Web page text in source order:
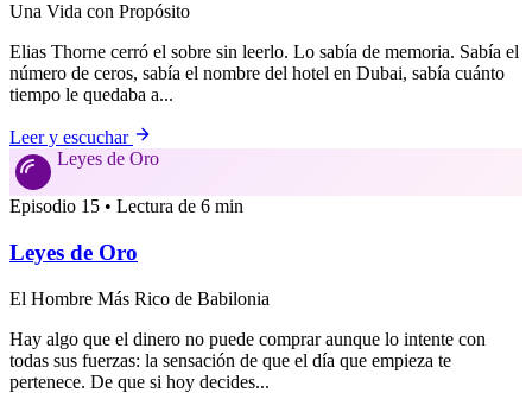
Una Vida con Propósito
Elias Thorne cerró el sobre sin leerlo. Lo sabía de memoria. Sabía el
número de ceros, sabía el nombre del hotel en Dubai, sabía cuánto
tiempo le quedaba a...
Leer y escuchar
Leyes de Oro
Episodio 15 • Lectura de 6 min
Leyes de Oro
El Hombre Más Rico de Babilonia
Hay algo que el dinero no puede comprar aunque lo intente con
todas sus fuerzas: la sensación de que el día que empieza te
pertenece. De que si hoy decides...